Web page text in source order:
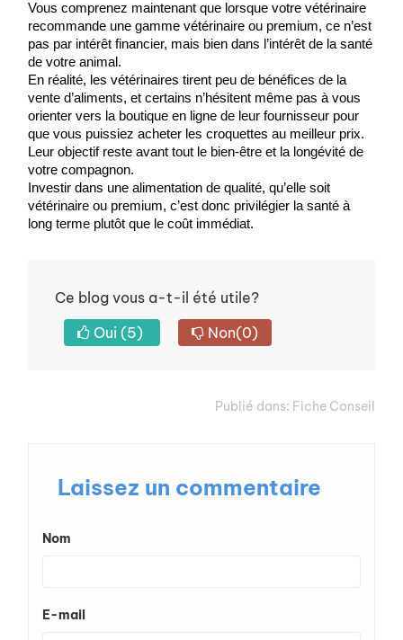
Vous comprenez maintenant que lorsque votre vétérinaire
recommande une gamme vétérinaire ou premium, ce n’est
pas par intérêt financier, mais bien dans l’intérêt de la santé
de votre animal.
En réalité, les vétérinaires tirent peu de bénéfices de la
vente d’aliments, et certains n’hésitent même pas à vous
orienter vers la boutique en ligne de leur fournisseur pour
que vous puissiez acheter les croquettes au meilleur prix.
Leur objectif reste avant tout le bien-être et la longévité de
votre compagnon.
Investir dans une alimentation de qualité, qu’elle soit
vétérinaire ou premium, c’est donc privilégier la santé à
long terme plutôt que le coût immédiat.
Ce blog vous a-t-il été utile?
Oui (5) Non(0)
Publié dans: Fiche Conseil
Laissez un commentaire
Nom
E-mail